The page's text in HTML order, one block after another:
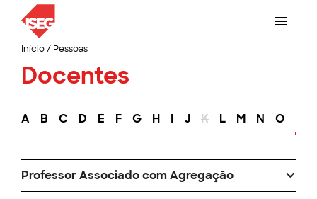
Início/ Pessoas
Docentes
A B C D E F G H I J K L M N O
Professor Associado com Agregação